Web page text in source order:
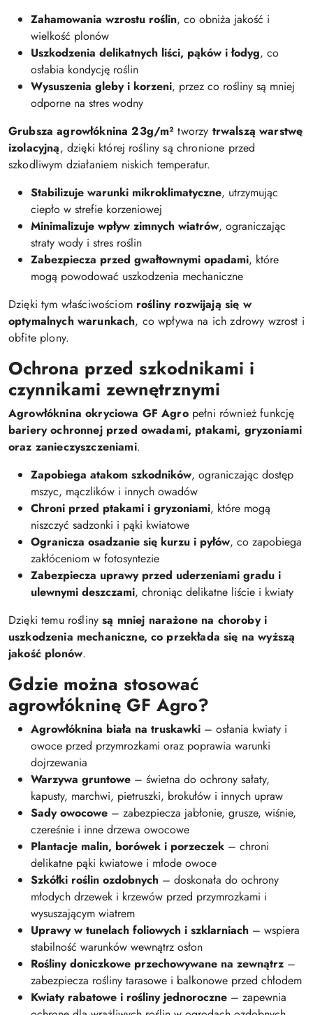
Zahamowania wzrostu roślin, co obniża jakość i
wielkość plonów
Uszkodzenia delikatnych liści, pąków i łodyg, co
osłabia kondycję roślin
Wysuszenia gleby i korzeni, przez co rośliny są mniej
odporne na stres wodny
Grubsza agrowłóknina 23g/m² tworzy trwalszą warstwę
izolacyjną, dzięki której rośliny są chronione przed
szkodliwym działaniem niskich temperatur.
Stabilizuje warunki mikroklimatyczne, utrzymując
ciepło w strefie korzeniowej
Minimalizuje wpływ zimnych wiatrów, ograniczając
straty wody i stres roślin
Zabezpiecza przed gwałtownymi opadami, które
mogą powodować uszkodzenia mechaniczne
Dzięki tym właściwościom rośliny rozwijają się w
optymalnych warunkach, co wpływa na ich zdrowy wzrost i
obfite plony.
Ochrona przed szkodnikami i
czynnikami zewnętrznymi
Agrowłóknina okryciowa GF Agropełni również funkcję
bariery ochronnej przed owadami, ptakami, gryzoniami
oraz zanieczyszczeniami.
Zapobiega atakom szkodników, ograniczając dostęp
mszyc, mączlików i innych owadów
Chroni przed ptakami i gryzoniami, które mogą
niszczyć sadzonki i pąki kwiatowe
Ogranicza osadzanie się kurzu i pyłów, co zapobiega
zakłóceniom w fotosyntezie
Zabezpiecza uprawy przed uderzeniami gradu i
ulewnymi deszczami, chroniąc delikatne liście i kwiaty
Dzięki temu roślinysą mniej narażone na choroby i
uszkodzenia mechaniczne, co przekłada się na wyższą
jakość plonów.
Gdzie można stosować
agrowłókninę GF Agro?
Agrowłóknina biała na truskawki – osłania kwiaty i
owoce przed przymrozkami oraz poprawia warunki
dojrzewania
Warzywa gruntowe – świetna do ochrony sałaty,
kapusty, marchwi, pietruszki, brokułów i innych upraw
Sady owocowe – zabezpiecza jabłonie, grusze, wiśnie,
czereśnie i inne drzewa owocowe
Plantacje malin, borówek i porzeczek – chroni
delikatne pąki kwiatowe i młode owoce
Szkółki roślin ozdobnych – doskonała do ochrony
młodych drzewek i krzewów przed przymrozkami i
wysuszającym wiatrem
Uprawy w tunelach foliowych i szklarniach – wspiera
stabilność warunków wewnątrz osłon
Rośliny doniczkowe przechowywane na zewnątrz –
zabezpiecza rośliny tarasowe i balkonowe przed chłodem
Kwiaty rabatowe i rośliny jednoroczne – zapewnia